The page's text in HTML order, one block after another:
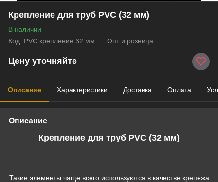
Крепление для труб PVC (32 мм)
В наличии
Код: PVC крепление 32 мм
Опт и розница
Цену уточняйте
Описание Характеристики Доставка Оплата
Описание
Крепление для труб PVC (32 мм)
Такие элементы чаще всего используются в качестве крепежа